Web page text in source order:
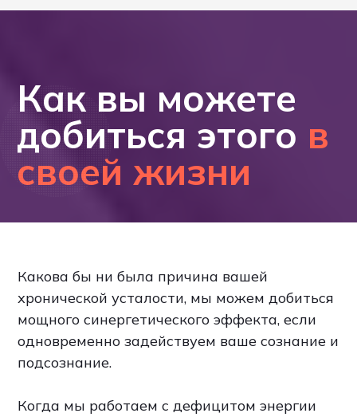
Как вы можете
добиться этого в
своей жизни
Какова бы ни была причина вашей
хронической усталости, мы можем добиться
мощного синергетического эффекта, если
одновременно задействуем ваше сознание и
подсознание.
Когда мы работаем с дефицитом энергии